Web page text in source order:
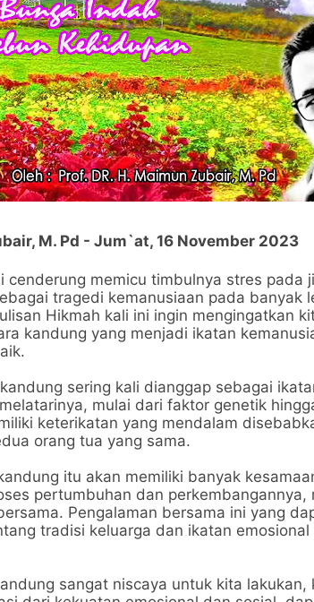
M. Pd - Jum`at, 16 November 2023
cenderung memicu timbulnya stres pada
tragedi kemanusiaan pada banyak
Hikmah kali ini ingin mengingatkan
kandung yang menjadi ikatan
sering kali dianggap sebagai
mulai dari faktor genetik
keterikatan yang mendalam
orang tua yang sama.
itu akan memiliki banyak
pertumbuhan dan perkembangannya,
Pengalaman bersama ini yang
tradisi keluarga dan ikatan emosional
sangat niscaya untuk kita lakukan,